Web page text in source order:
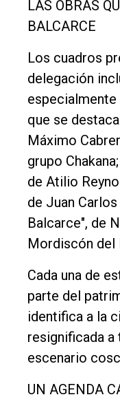
LAS OBRAS
BALCARCE
Los cuadros
delegación
que se
Máximo
grupo
de Atilio
de Juan
Balcarce", de
Mordiscón del
Cada una de
parte del
identifica a la
resignificada a
escenario
UN AGENDA